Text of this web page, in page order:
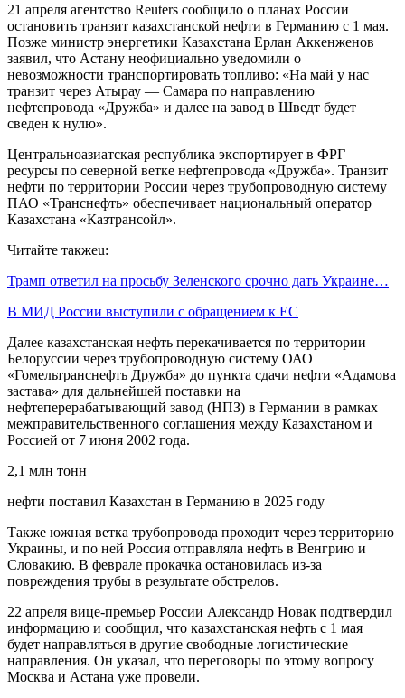
21 апреля агентство Reuters сообщило о планах России
остановить транзит казахстанской нефти в Германию с 1 мая.
Позже министр энергетики Казахстана Ерлан Аккенженов
заявил, что Астану неофициально уведомили о
невозможности транспортировать топливо: «На май у нас
транзит через Атырау — Самара по направлению
нефтепровода «Дружба» и далее на завод в Шведт будет
сведен к нулю».
Центральноазиатская республика экспортирует в ФРГ
ресурсы по северной ветке нефтепровода «Дружба». Транзит
нефти по территории России через трубопроводную систему
ПАО «Транснефть» обеспечивает национальный оператор
Казахстана «Казтрансойл».
Читайте такжеu:
Трамп ответил на просьбу Зеленского срочно дать Украине…
В МИД России выступили с обращением к ЕС
Далее казахстанская нефть перекачивается по территории
Белоруссии через трубопроводную систему ОАО
«Гомельтранснефть Дружба» до пункта сдачи нефти «Адамова
застава» для дальнейшей поставки на
нефтеперерабатывающий завод (НПЗ) в Германии в рамках
межправительственного соглашения между Казахстаном и
Россией от 7 июня 2002 года.
2,1 млн тонн
нефти поставил Казахстан в Германию в 2025 году
Также южная ветка трубопровода проходит через территорию
Украины, и по ней Россия отправляла нефть в Венгрию и
Словакию. В феврале прокачка остановилась из-за
повреждения трубы в результате обстрелов.
22 апреля вице-премьер России Александр Новак подтвердил
информацию и сообщил, что казахстанская нефть с 1 мая
будет направляться в другие свободные логистические
направления. Он указал, что переговоры по этому вопросу
Москва и Астана уже провели.